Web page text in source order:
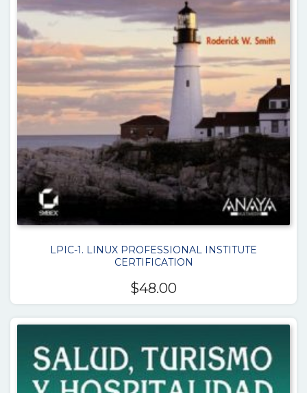
LPIC-1. LINUX PROFESSIONAL INSTITUTE
CERTIFICATION
$48.00